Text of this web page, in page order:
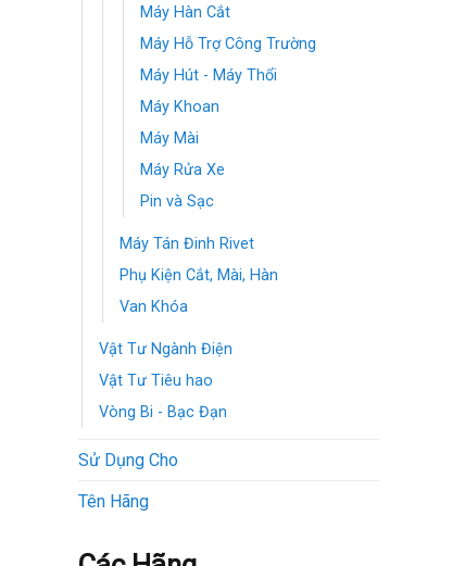
Máy Hàn Cắt
Máy Hỗ Trợ Công Trường
Máy Hút - Máy Thổi
Máy Khoan
Máy Mài
Máy Rửa Xe
Pin và Sạc
Máy Tán Đinh Rivet
Phụ Kiện Cắt, Mài, Hàn
Van Khóa
Vật Tư Ngành Điện
Vật Tư Tiêu hao
Vòng Bi - Bạc Đạn
Sử Dụng Cho
Tên Hãng